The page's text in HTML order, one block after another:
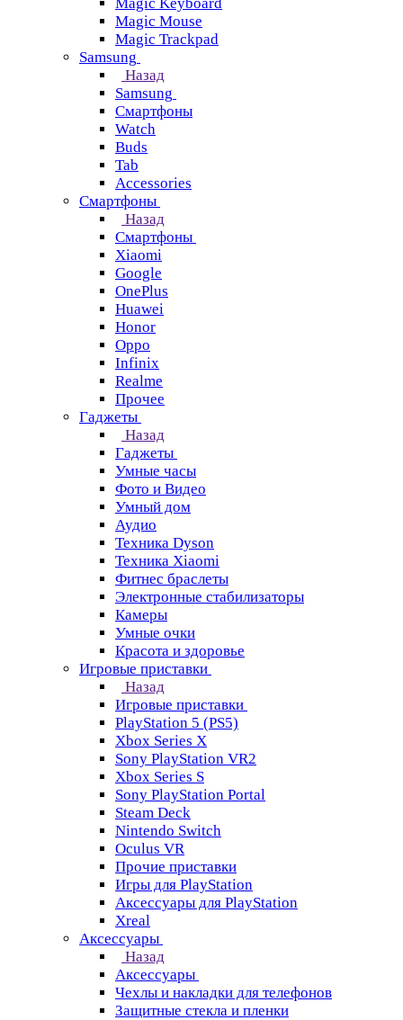
Magic Mouse
Magic Trackpad
Samsung
Назад
Samsung
Смартфоны
Watch
Buds
Tab
Accessories
Смартфоны
Назад
Смартфоны
Xiaomi
Google
OnePlus
Huawei
Honor
Oppo
Infinix
Realme
Прочее
Гаджеты
Назад
Гаджеты
Умные часы
Фото и Видео
Умный дом
Аудио
Техника Dyson
Техника Xiaomi
Фитнес браслеты
Электронные стабилизаторы
Камеры
Умные очки
Красота и здоровье
Игровые приставки
Назад
Игровые приставки
PlayStation 5 (PS5)
Xbox Series X
Sony PlayStation VR2
Xbox Series S
Sony PlayStation Portal
Steam Deck
Nintendo Switch
Oculus VR
Прочие приставки
Игры для PlayStation
Аксессуары для PlayStation
Xreal
Аксессуары
Назад
Аксессуары
Чехлы и накладки для телефонов
Защитные стекла и пленки